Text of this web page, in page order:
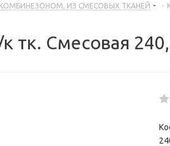
ИЗ СМЕСОВЫХ ТКАНЕЙ -
тк. Смесовая